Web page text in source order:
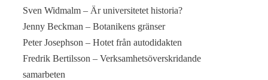
Sven Widmalm – Är universitetet historia?
Jenny Beckman – Botanikens gränser
Peter Josephson – Hotet från autodidakten
Fredrik Bertilsson – Verksamhetsöverskridande
samarbeten